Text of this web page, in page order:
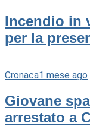
Incendio in
per la
Cronaca1 mese ago
Giovane
arrestato a